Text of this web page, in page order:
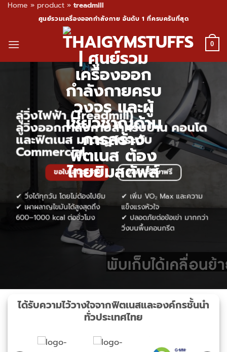
Home » product » treadmill
content
ศูนย์รวมเครื่องออกกำลังกาย อันดับ 1 ที่ครบครันที่สุด
0
ลู่วิ่งไฟฟ้า (Treadmill)
ลู่วิ่งออกกำลังกายสำหรับบ้าน คอนโด
และฟิตเนส มาตรฐานระดับ
Commercial
ขอใบเสนอราคา! ขอคำปรึกษาฟรี
✔ วิ่งได้ทุกวัน โดยไม่ต้องไปยิม
✔ เผาผลาญไขมันได้สูงสุดถึง
600–1000 kcal ต่อชั่วโมง
✔ เพิ่ม VO₂ Max และความ
แข็งแรงหัวใจ
✔ ปลอดภัยต่อข้อเข่า มากกว่า
วิ่งบนพื้นคอนกรีต
ได้รับความไว้วางใจจากฟิตเนสและองค์กรชั้นนำ
ทั่วประเทศไทย